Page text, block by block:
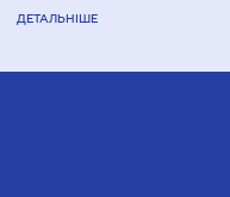
ДЕТАЛЬНІШЕ